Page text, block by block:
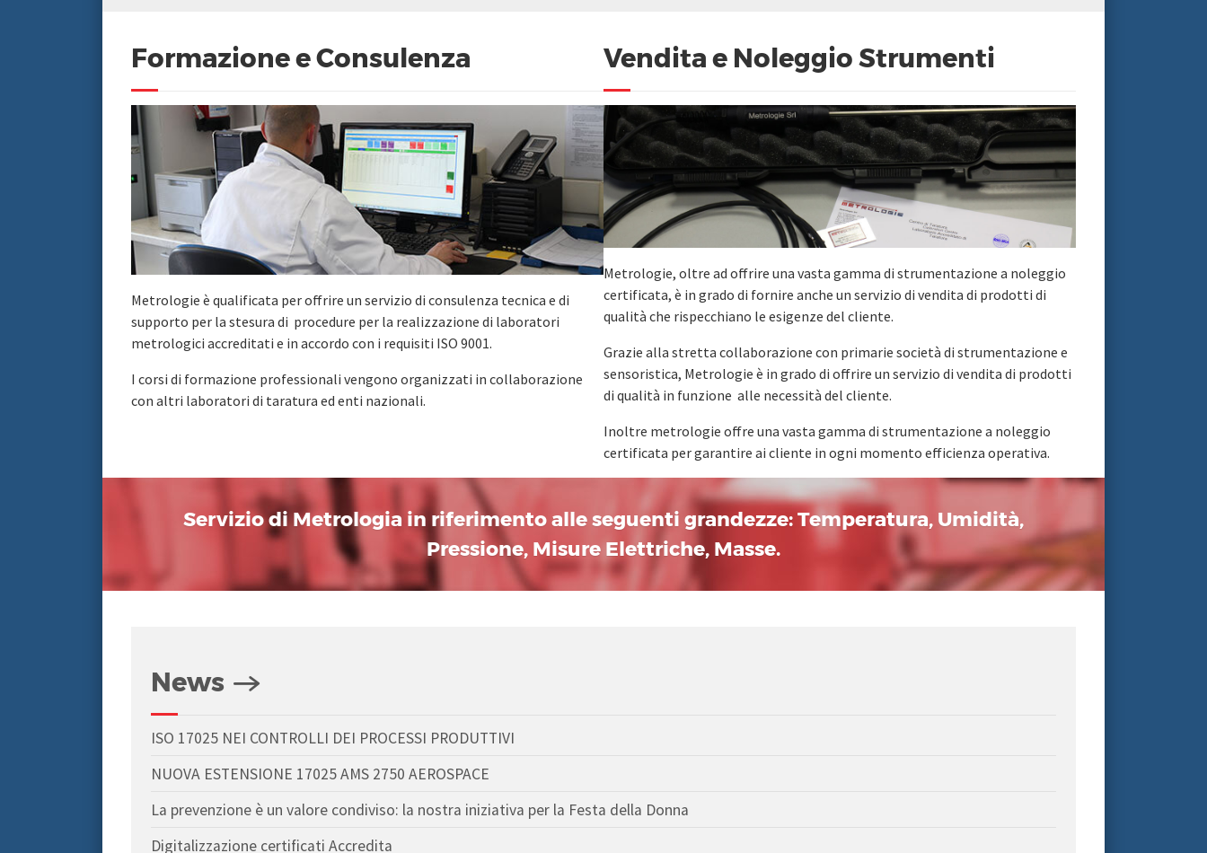
Formazione e Consulenza
Metrologie è qualificata per offrire un servizio di consulenza tecnica e di
supporto per la stesura di procedure per la realizzazione di laboratori
metrologici accreditati e in accordo con i requisiti ISO 9001.
I corsi di formazione professionali vengono organizzati in collaborazione
con altri laboratori di taratura ed enti nazionali.
Vendita e Noleggio Strumenti
Metrologie, oltre ad offrire una vasta gamma di strumentazione a noleggio
certificata, è in grado di fornire anche un servizio di vendita di prodotti di
qualità che rispecchiano le esigenze del cliente.
Grazie alla stretta collaborazione con primarie società di strumentazione e
sensoristica, Metrologie è in grado di offrire un servizio di vendita di prodotti
di qualità in funzione alle necessità del cliente.
Inoltre metrologie offre una vasta gamma di strumentazione a noleggio
certificata per garantire ai cliente in ogni momento efficienza operativa.
Servizio di Metrologia in riferimento alle seguenti grandezze: Temperatura, Umidità,
Pressione, Misure Elettriche, Masse.
News
ISO 17025 NEI CONTROLLI DEI PROCESSI PRODUTTIVI
NUOVA ESTENSIONE 17025 AMS 2750 AEROSPACE
La prevenzione è un valore condiviso: la nostra iniziativa per la Festa della Donna
Digitalizzazione certificati Accredita